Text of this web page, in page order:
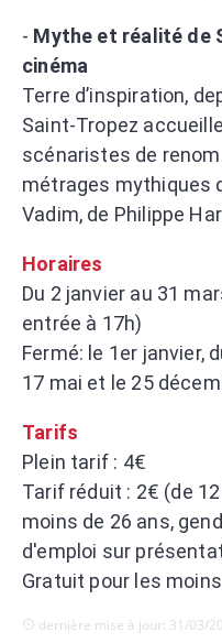
- Mythe et réalité de
cinéma
Terre d’inspiration,
Saint-Tropez
scénaristes de
métrages mythiques
Vadim, de Philippe
Horaires
Du 2 janvier au 31
entrée à 17h)
Fermé: le 1er janvier,
17 mai et le 25
Tarifs
Plein tarif : 4€
Tarif réduit : 2€ (de
moins de 26 ans,
d'emploi sur
Gratuit pour les
dernière mise à jour: 31/03/